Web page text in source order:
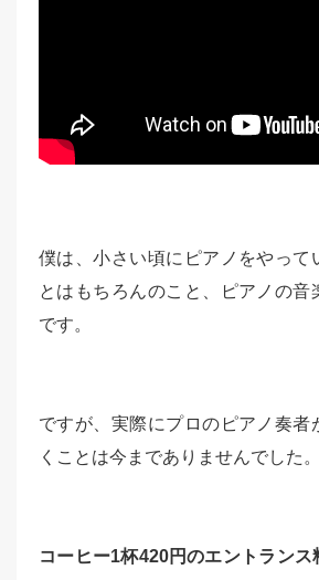
僕は、小さい頃にピアノをやって
とはもちろんのこと、ピアノの音
です。
ですが、実際にプロのピアノ奏者
くことは今までありませんでした。
コーヒー1杯420円のエントランス